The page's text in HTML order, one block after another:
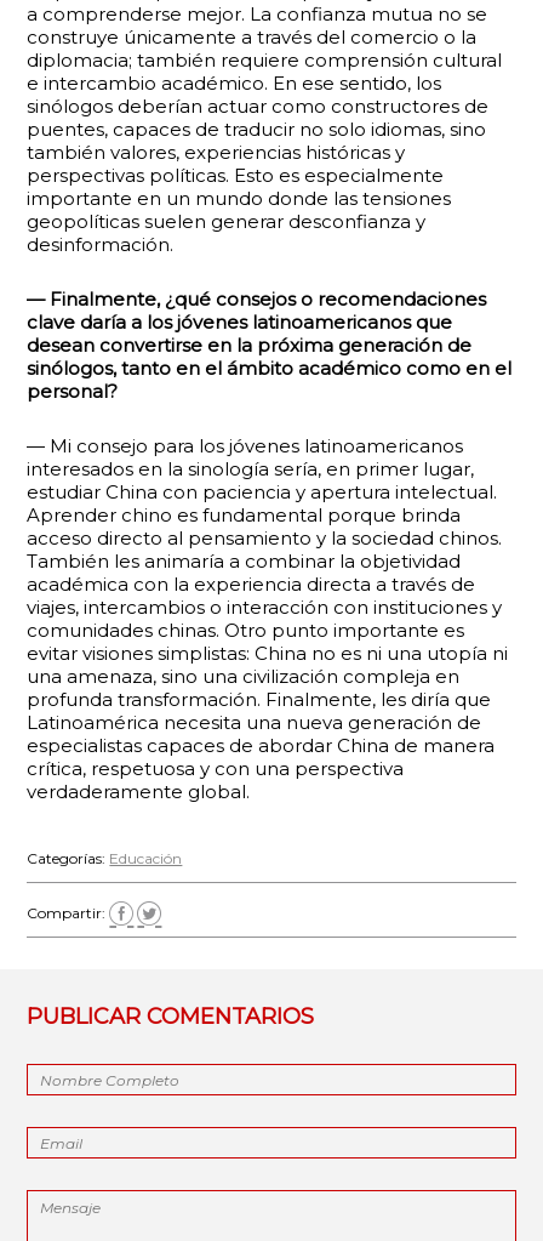
a comprenderse mejor. La confianza mutua no se
construye únicamente a través del comercio o la
diplomacia; también requiere comprensión cultural
e intercambio académico. En ese sentido, los
sinólogos deberían actuar como constructores de
puentes, capaces de traducir no solo idiomas, sino
también valores, experiencias históricas y
perspectivas políticas. Esto es especialmente
importante en un mundo donde las tensiones
geopolíticas suelen generar desconfianza y
desinformación.
— Finalmente, ¿qué consejos o recomendaciones
clave daría a los jóvenes latinoamericanos que
desean convertirse en la próxima generación de
sinólogos, tanto en el ámbito académico como en el
personal?
— Mi consejo para los jóvenes latinoamericanos
interesados ​​en la sinología sería, en primer lugar,
estudiar China con paciencia y apertura intelectual.
Aprender chino es fundamental porque brinda
acceso directo al pensamiento y la sociedad chinos.
También les animaría a combinar la objetividad
académica con la experiencia directa a través de
viajes, intercambios o interacción con instituciones y
comunidades chinas. Otro punto importante es
evitar visiones simplistas: China no es ni una utopía ni
una amenaza, sino una civilización compleja en
profunda transformación. Finalmente, les diría que
Latinoamérica necesita una nueva generación de
especialistas capaces de abordar China de manera
crítica, respetuosa y con una perspectiva
verdaderamente global.
Categorías: Educación
Compartir:
PUBLICAR COMENTARIOS